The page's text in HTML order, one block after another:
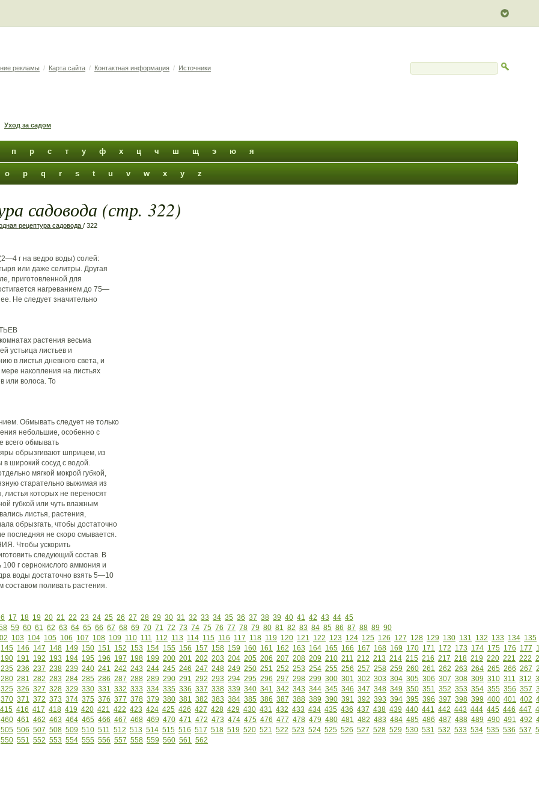
рекламы / Карта сайта / Контактная информация / Источники
Уход за садом
п р с т у ф х ц ч ш щ э ю я
o p q r s t u v w x y z
садовода (стр. 322)
рецептура садовода / 322
г на ведро воды) солей:
или даже селитры. Другая
приготовленной для
нагреванием до 75—
Не следует значительно
растения весьма
устьица листьев и
в листья дневного света, и
накопления на листьях
или волоса. То
Обмывать следует не только
небольшие, особенно с
всего обмывать
обрызгивают шприцем, из
в широкий сосуд с водой.
мягкой мокрой губкой,
старательно выжимая из
листья которых не переносят
губкой или чуть влажным
листья, растения,
обрызгать, чтобы достаточно
последняя не скоро смывается.
Чтобы ускорить
следующий состав. В
г сернокислого аммония и
воды достаточно взять 5—10
составом поливать растения.
17 18 19 20 21 22 23 24 25 26 27 28 29 30 31 32 33 34 35 36 37 38 39 40 41 42 43 44 45
59 60 61 62 63 64 65 66 67 68 69 70 71 72 73 74 75 76 77 78 79 80 81 82 83 84 85 86 87 88 89 90
103 104 105 106 107 108 109 110 111 112 113 114 115 116 117 118 119 120 121 122 123 124 125 126 127 128 129 130 131 132 133 134 135
145 146 147 148 149 150 151 152 153 154 155 156 157 158 159 160 161 162 163 164 165 166 167 168 169 170 171 172 173 174 175 176 177
190 191 192 193 194 195 196 197 198 199 200 201 202 203 204 205 206 207 208 209 210 211 212 213 214 215 216 217 218 219 220 221 222
235 236 237 238 239 240 241 242 243 244 245 246 247 248 249 250 251 252 253 254 255 256 257 258 259 260 261 262 263 264 265 266 267
280 281 282 283 284 285 286 287 288 289 290 291 292 293 294 295 296 297 298 299 300 301 302 303 304 305 306 307 308 309 310 311 312
325 326 327 328 329 330 331 332 333 334 335 336 337 338 339 340 341 342 343 344 345 346 347 348 349 350 351 352 353 354 355 356 357
370 371 372 373 374 375 376 377 378 379 380 381 382 383 384 385 386 387 388 389 390 391 392 393 394 395 396 397 398 399 400 401 402
415 416 417 418 419 420 421 422 423 424 425 426 427 428 429 430 431 432 433 434 435 436 437 438 439 440 441 442 443 444 445 446 447
460 461 462 463 464 465 466 467 468 469 470 471 472 473 474 475 476 477 478 479 480 481 482 483 484 485 486 487 488 489 490 491 492
505 506 507 508 509 510 511 512 513 514 515 516 517 518 519 520 521 522 523 524 525 526 527 528 529 530 531 532 533 534 535 536 537
550 551 552 553 554 555 556 557 558 559 560 561 562